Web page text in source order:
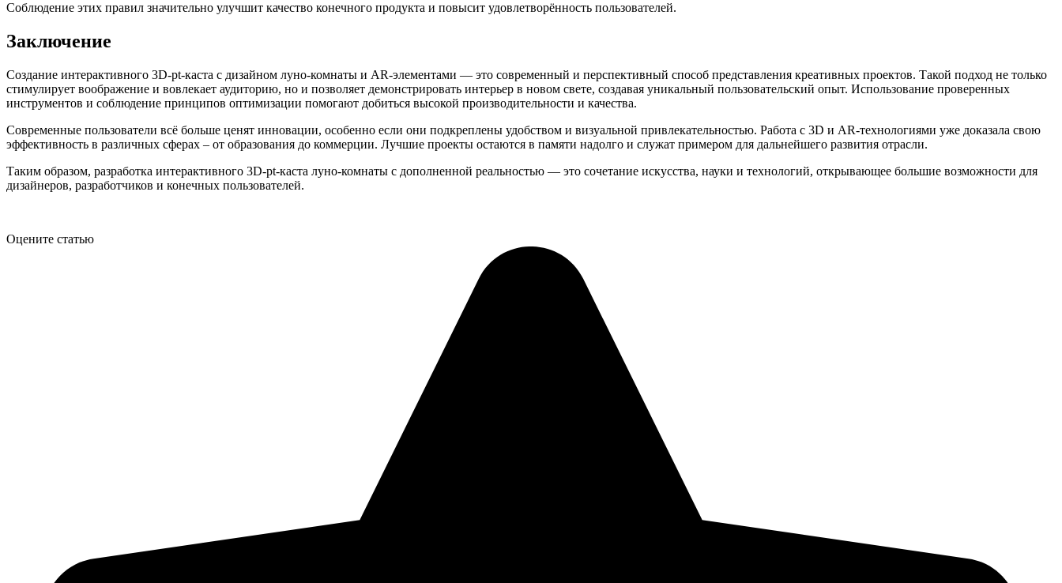
Соблюдение этих правил значительно улучшит качество конечного продукта и повысит удовлетворённость пользователей.
Заключение
Создание интерактивного 3D-pt-каста с дизайном луно-комнаты и AR-элементами — это современный и перспективный способ представления креативных проектов. Такой подход не только
стимулирует воображение и вовлекает аудиторию, но и позволяет демонстрировать интерьер в новом свете, создавая уникальный пользовательский опыт. Использование проверенных
инструментов и соблюдение принципов оптимизации помогают добиться высокой производительности и качества.
Современные пользователи всё больше ценят инновации, особенно если они подкреплены удобством и визуальной привлекательностью. Работа с 3D и AR-технологиями уже доказала свою
эффективность в различных сферах – от образования до коммерции. Лучшие проекты остаются в памяти надолго и служат примером для дальнейшего развития отрасли.
Таким образом, разработка интерактивного 3D-pt-каста луно-комнаты с дополненной реальностью — это сочетание искусства, науки и технологий, открывающее большие возможности для
дизайнеров, разработчиков и конечных пользователей.
Оцените статью